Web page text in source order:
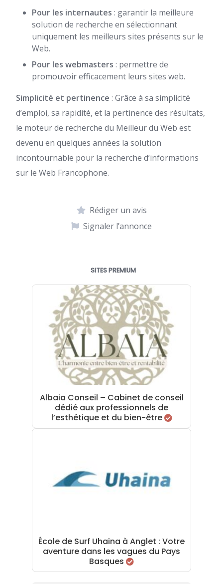
Pour les internautes : garantir la meilleure
solution de recherche en sélectionnant
uniquement les meilleurs sites présents sur le
Web.
Pour les webmasters : permettre de
promouvoir efficacement leurs sites web.
Simplicité et pertinence : Grâce à sa simplicité
d’emploi, sa rapidité, et la pertinence des résultats,
le moteur de recherche du Meilleur du Web est
devenu en quelques années la solution
incontournable pour la recherche d’informations
sur le Web Francophone.
Rédiger un avis
Signaler l’annonce
SITES PREMIUM
Albaia Conseil – Cabinet de conseil
dédié aux professionnels de
l’esthétique et du bien-être
École de Surf Uhaina à Anglet : Votre
aventure dans les vagues du Pays
Basques